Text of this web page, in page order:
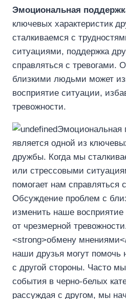
Эмоциональная
ключевых характеристик
сталкиваемся с
ситуациями, поддержка
справляться с тревогами.
близкими людьми может
восприятие ситуации,
тревожности.